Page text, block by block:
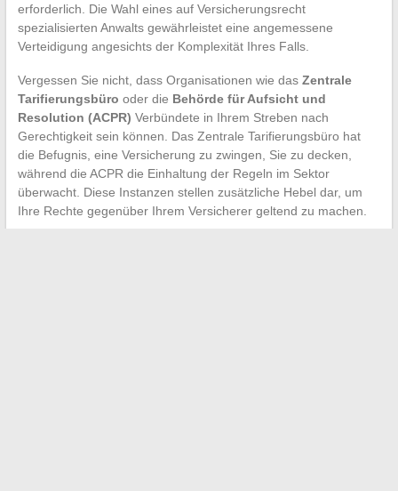
erforderlich. Die Wahl eines auf Versicherungsrecht
spezialisierten Anwalts gewährleistet eine angemessene
Verteidigung angesichts der Komplexität Ihres Falls.
Vergessen Sie nicht, dass Organisationen wie das Zentrale
Tarifierungsbüro oder die Behörde für Aufsicht und
Resolution (ACPR) Verbündete in Ihrem Streben nach
Gerechtigkeit sein können. Das Zentrale Tarifierungsbüro hat
die Befugnis, eine Versicherung zu zwingen, Sie zu decken,
während die ACPR die Einhaltung der Regeln im Sektor
überwacht. Diese Instanzen stellen zusätzliche Hebel dar, um
Ihre Rechte gegenüber Ihrem Versicherer geltend zu machen.